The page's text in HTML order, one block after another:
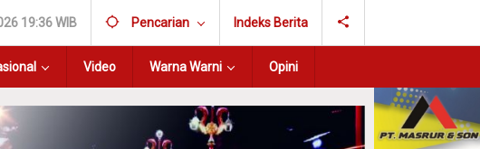
19:36 WIB Pencarian Indeks Berita
Video Warna Warni Opini